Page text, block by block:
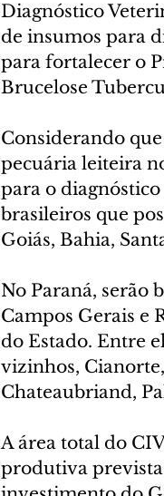
Diagnóstico
de insumos para
para fortalecer o
Brucelose
Considerando
pecuária leiteira
para o
brasileiros que
Goiás, Bahia,
No Paraná, serão
Campos Gerais e
do Estado. Entre
vizinhos,
Chateaubriand,
A área total do
produtiva prevista